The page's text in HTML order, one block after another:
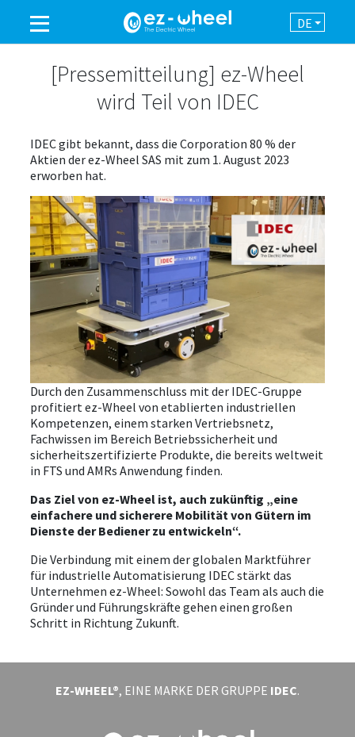
VERANSTALTUNGEN
ÜBER UNS
DOWNLOAD
ANMELDEN
DE
EINE MARKE DER GRUPPE
EINSATZBEREICHE
AUTOMATION
NEWSROOM
KONTAKT
[Pressemitteilung] ez-Wheel
wird Teil von IDEC
IDEC gibt bekannt, dass die Corporation 80 % der
Aktien der ez-Wheel SAS mit zum 1. August 2023
erworben hat.
Durch den Zusammenschluss mit der IDEC-Gruppe
profitiert ez-Wheel von etablierten industriellen
Kompetenzen, einem starken Vertriebsnetz,
Fachwissen im Bereich Betriebssicherheit und
sicherheitszertifizierte Produkte, die bereits weltweit
in FTS und AMRs Anwendung finden.
Das Ziel von ez-Wheel ist, auch zukünftig „eine
einfachere und sicherere Mobilität von Gütern im
Dienste der Bediener zu entwickeln“.
Die Verbindung mit einem der globalen Marktführer
für industrielle Automatisierung IDEC stärkt das
Unternehmen ez-Wheel: Sowohl das Team als auch die
Gründer und Führungskräfte gehen einen großen
Schritt in Richtung Zukunft.
EZ-WHEEL®, EINE MARKE DER GRUPPE IDEC.